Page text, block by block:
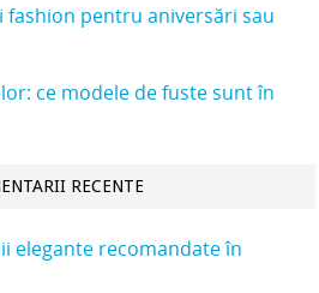
fashion pentru aniversări sau
ce modele de fuste sunt în
RECENTE
elegante recomandate în